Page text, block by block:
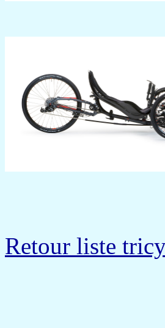
Retour liste